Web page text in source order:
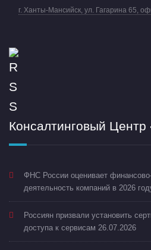
г. Ханты-Мансийск, ул. Гагарина 65,
Консалтинговый Центр
ФНС России оценивает
деятельность компаний в 2026
Россиян призвали установить
доступа к сервисам 26.07.2026